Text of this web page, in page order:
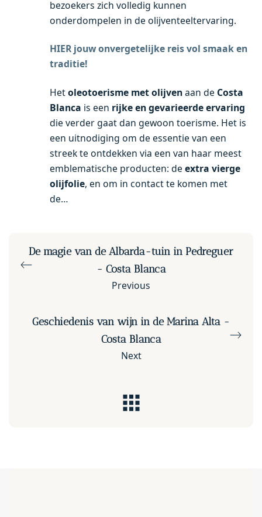
bezoekers zich volledig kunnen
onderdompelen in de olijventeeltervaring.
HIER jouw onvergetelijke reis vol smaak en
traditie!
Hetoleotoerisme met olijvenaan de Costa
Blanca is een rijke en gevarieerde ervaring
die verder gaat dan gewoon toerisme. Het is
een uitnodiging om de essentie van een
streek te ontdekken via een van haar meest
emblematische producten: de extra vierge
olijfolie, en om in contact te komen met
de…
De magie van de Albarda-tuin in Pedreguer
- Costa Blanca
Previous
Geschiedenis van wijn in de Marina Alta -
Costa Blanca
Next